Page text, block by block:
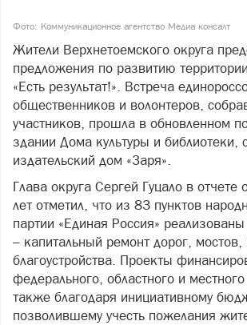
Фото: Коммуникационное агентство Медиа консалт
Жители Верхнетоемского округа
предложения по развитию
«Есть результат!». Встреча
общественников и волонтеров,
участников, прошла в обновленном
здании Дома культуры и библиотеки,
издательский дом «Заря».
Глава округа Сергей Гуцало в отчете
лет отметил, что из 83 пунктов
партии «Единая Россия»
– капитальный ремонт дорог,
благоустройства. Проекты
федерального, областного и
также благодаря инициативному
позволившему учесть пожелания